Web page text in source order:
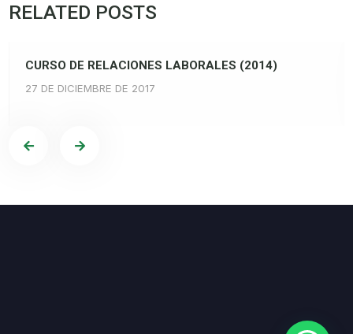
RELATED POSTS
CURSO DE RELACIONES LABORALES (2014)
27 DE DICIEMBRE DE 2017